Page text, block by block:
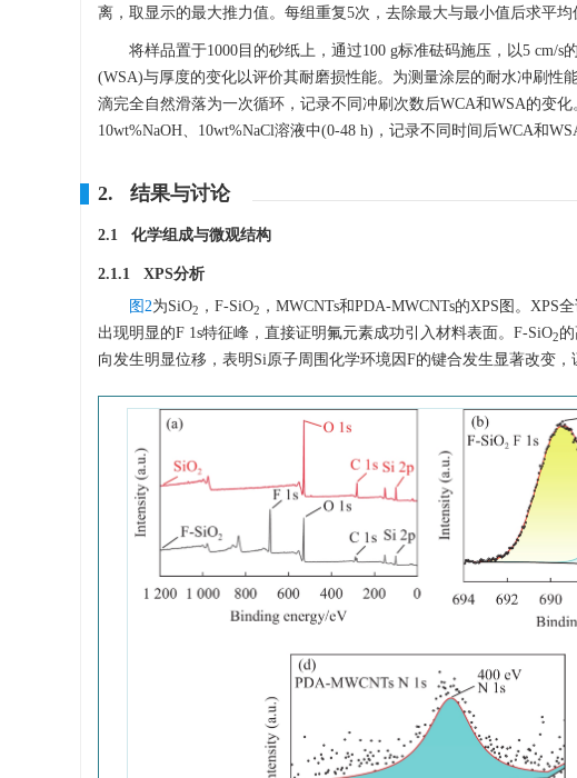
离，取显示的最大推力值。每组重复5次，去除最大与最小值后求平均
将样品置于1000 目的砂纸上，通过100 g标准砝码施压，以5 cm/
(WSA)与厚度的变化以评价其耐磨损性能。为测量涂层的耐水冲刷性
滴完全自然滑落为一次循环，记录不同冲刷次数后WCA和WSA的变
10wt%NaOH、10wt%NaCl溶液中(0-48 h)，记录不同时间后WCA和
2. 结果与讨论
2.1 化学组成与微观结构
2.1.1 XPS分析
图2为SiO2 ，F-SiO2 ，MWCNTs和PDA-MWCNTs的XPS图。XPS
出现明显的F 1s特征峰，直接证明氟元素成功引入材料表面。F-SiO2
向发生明显位移，表明Si原子周围化学环境因F的键合发生显著改变，